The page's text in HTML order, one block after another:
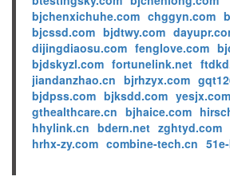
bjchenxichuhe.com chggyn.com
bjcssd.com bjdtwy.com
dijingdiaosu.com fenglove.com
bjdskyzl.com fortunelink.net
jiandanzhao.cn bjrhzyx.com
bjdpss.com bjksdd.com
gthealthcare.cn bjhaice.com
hhylink.cn bdern.net zghtyd.com
hrhx-zy.com combine-tech.cn